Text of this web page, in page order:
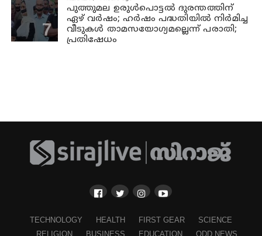
പുത്തുമല ഉരുള്‍പൊട്ടല്‍ ദുരന്തത്തിന്
ഏഴ് വര്‍ഷം; ഹര്‍ഷം പദ്ധതിയില്‍ നിര്‍മിച്ച
വീടുകള്‍ താമസയോഗ്യമല്ലെന്ന് പരാതി;
പ്രതിഷേധം
TECHNOLOGY HEALTH FIRST GEAR
SCIENCE
RELIGION
BUSINESS EDUCATION ODD NEWS